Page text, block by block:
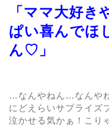
「ママ大好き
ぱい喜んでほ
ん♡」
…なんやねん…なんや
にどえらいサプライズ
泣かせる気かぁ！こり